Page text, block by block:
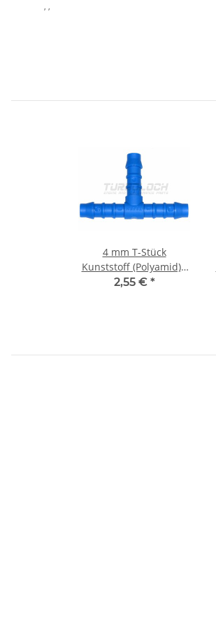
, ,
4 mm T-Stück
Kunststoff (Polyamid) -
blau
2,55 € *